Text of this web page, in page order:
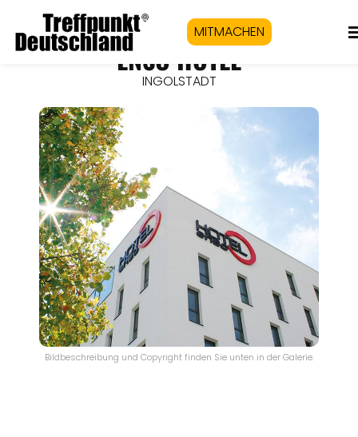
MITMACHEN
ENSO HOTEL
INGOLSTADT
Bildbeschreibung und Copyright finden Sie unten in der Galerie.